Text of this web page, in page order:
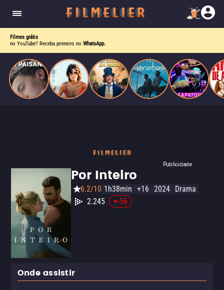
Filmes grátis
no YouTube? Receba primeiro no WhatsApp.
Publicidade
Por Inteiro
6.2/10 1h38min +16 2024 Drama
2.245
-56
Onde assistir
quando se apaixona por um de seus alvos.